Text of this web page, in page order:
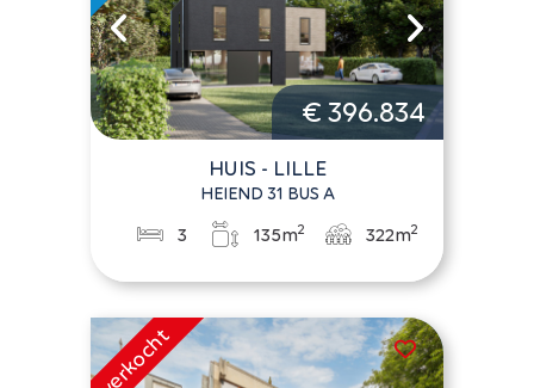
€ 396.834
HUIS - LILLE
HEIEND 31 BUS A
3 135m2 322m2